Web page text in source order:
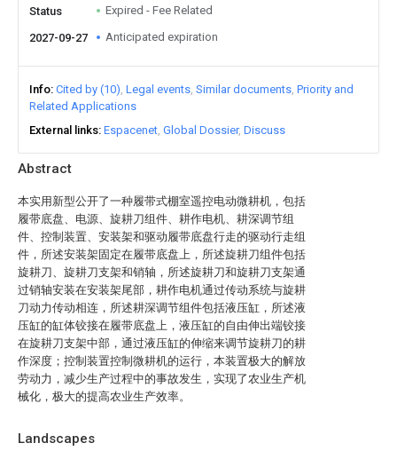
Abstract
本实用新型公开了一种履带式棚室遥控电动微耕机，包括
履带底盘、电源、旋耕刀组件、耕作电机、耕深调节组
件、控制装置、安装架和驱动履带底盘行走的驱动行走组
件，所述安装架固定在履带底盘上，所述旋耕刀组件包括
旋耕刀、旋耕刀支架和销轴，所述旋耕刀和旋耕刀支架通
过销轴安装在安装架尾部，耕作电机通过传动系统与旋耕
刀动力传动相连，所述耕深调节组件包括液压缸，所述液
压缸的缸体铰接在履带底盘上，液压缸的自由伸出端铰接
在旋耕刀支架中部，通过液压缸的伸缩来调节旋耕刀的耕
作深度；控制装置控制微耕机的运行，本装置极大的解放
劳动力，减少生产过程中的事故发生，实现了农业生产机
械化，极大的提高农业生产效率。
Landscapes
Status Expired - Fee Related
2027-09-27 Anticipated expiration
Info Cited by (10) Legal events Similar documents Priority and
Related Applications
External links Espacenet Global Dossier Discuss